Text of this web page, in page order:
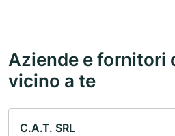
Aziende e fornitori
vicino a te
C.A.T. SRL